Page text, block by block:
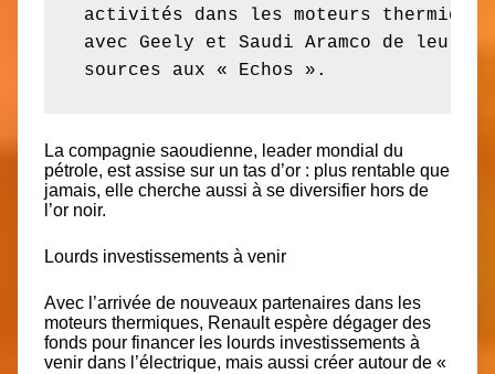
activités dans les moteurs
avec Geely et Saudi Aramco de leur
sources aux « Echos ».
La compagnie saoudienne, leader mondial du
pétrole, est assise sur un tas d’or : plus rentable que
jamais, elle cherche aussi à se diversifier hors de
l’or noir.
Lourds investissements à venir
Avec l’arrivée de nouveaux partenaires dans les
moteurs thermiques, Renault espère dégager des
fonds pour financer les lourds investissements à
venir dans l’électrique, mais aussi créer autour de «